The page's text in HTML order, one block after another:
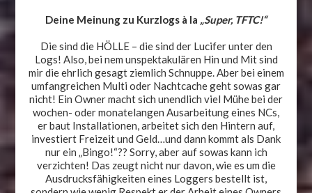
Deine Meinung zu Kurzlogs à la „Super, TFTC!“
Die sind die HÖLLE – die sind der Lucifer unter den
Logs! Also, bei nem unspektakulären Hin und Mit sind
mir die ehrlich gesagt ziemlich Schnuppe. Aber bei einem
umfangreichen Multi oder Nachtcache geht sowas gar
nicht! Ein Owner macht sich unendlich viel Mühe bei der
wochen- oder monatelangen Ausarbeitung eines NCs,
er baut Installationen, arbeitet sich den Hintern auf,
investiert Freizeit und Geld…und dann kommt als Dank
nur ein „Bingo!“?? Sorry, aber auf sowas kann ich
verzichten! Das zeugt nicht nur davon, wie es um die
Ausdrucksfähigkeiten eines Loggers bestellt ist,